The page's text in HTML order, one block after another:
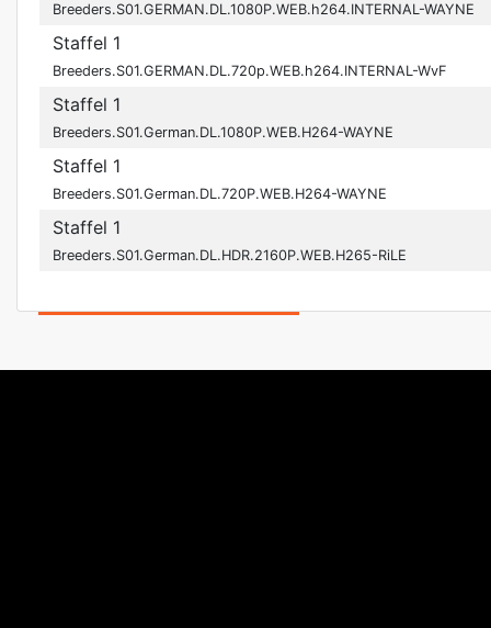
Breeders.S01.GERMAN.DL.1080P.WEB.h264.INTERNAL-WAYNE
Staffel 1
Breeders.S01.GERMAN.DL.720p.WEB.h264.INTERNAL-WvF
Staffel 1
Breeders.S01.German.DL.1080P.WEB.H264-WAYNE
Staffel 1
Breeders.S01.German.DL.720P.WEB.H264-WAYNE
Staffel 1
Breeders.S01.German.DL.HDR.2160P.WEB.H265-RiLE